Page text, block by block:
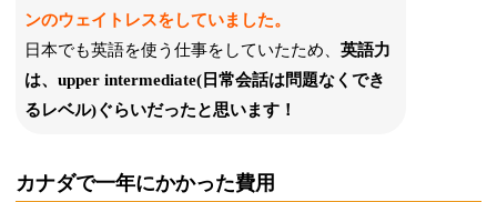
ンのウェイトレスをしていました。
日本でも英語を使う仕事をしていたため、英語力
は、upper intermediate( 日常会話は問題なくでき
るレベル)ぐらいだったと思います！
カナダで一年にかかった費用